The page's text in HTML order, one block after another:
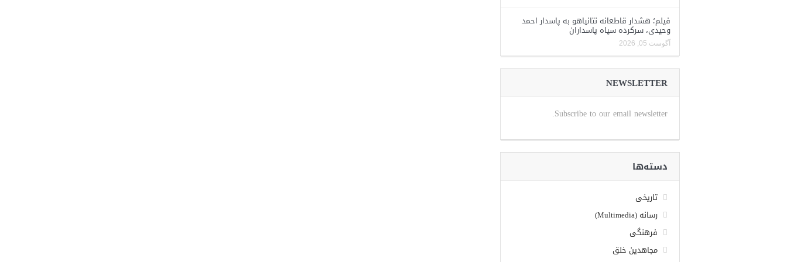
فیلم؛ هشدار قاطعانه نتانیاهو به پاسدار احمد
وحیدی، سرکرده سپاه پاسداران
آگوست 05, 2026
NEWSLETTER
Subscribe to our email newsletter.
دسته‌ها
تاریخی
رسانه (Multimedia)
فرهنگی
مجاهدین خلق